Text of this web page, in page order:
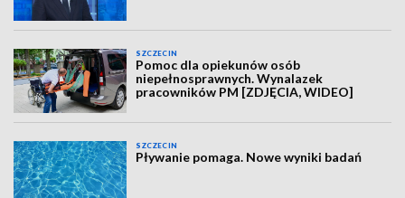
SZCZECIN
Pomoc dla opiekunów osób
niepełnosprawnych. Wynalazek
pracowników PM [ZDJĘCIA, WIDEO]
SZCZECIN
Pływanie pomaga. Nowe wyniki badań